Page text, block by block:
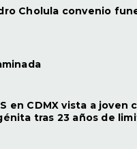
Cholula convenio
en CDMX vista a joven
tras 23 años de